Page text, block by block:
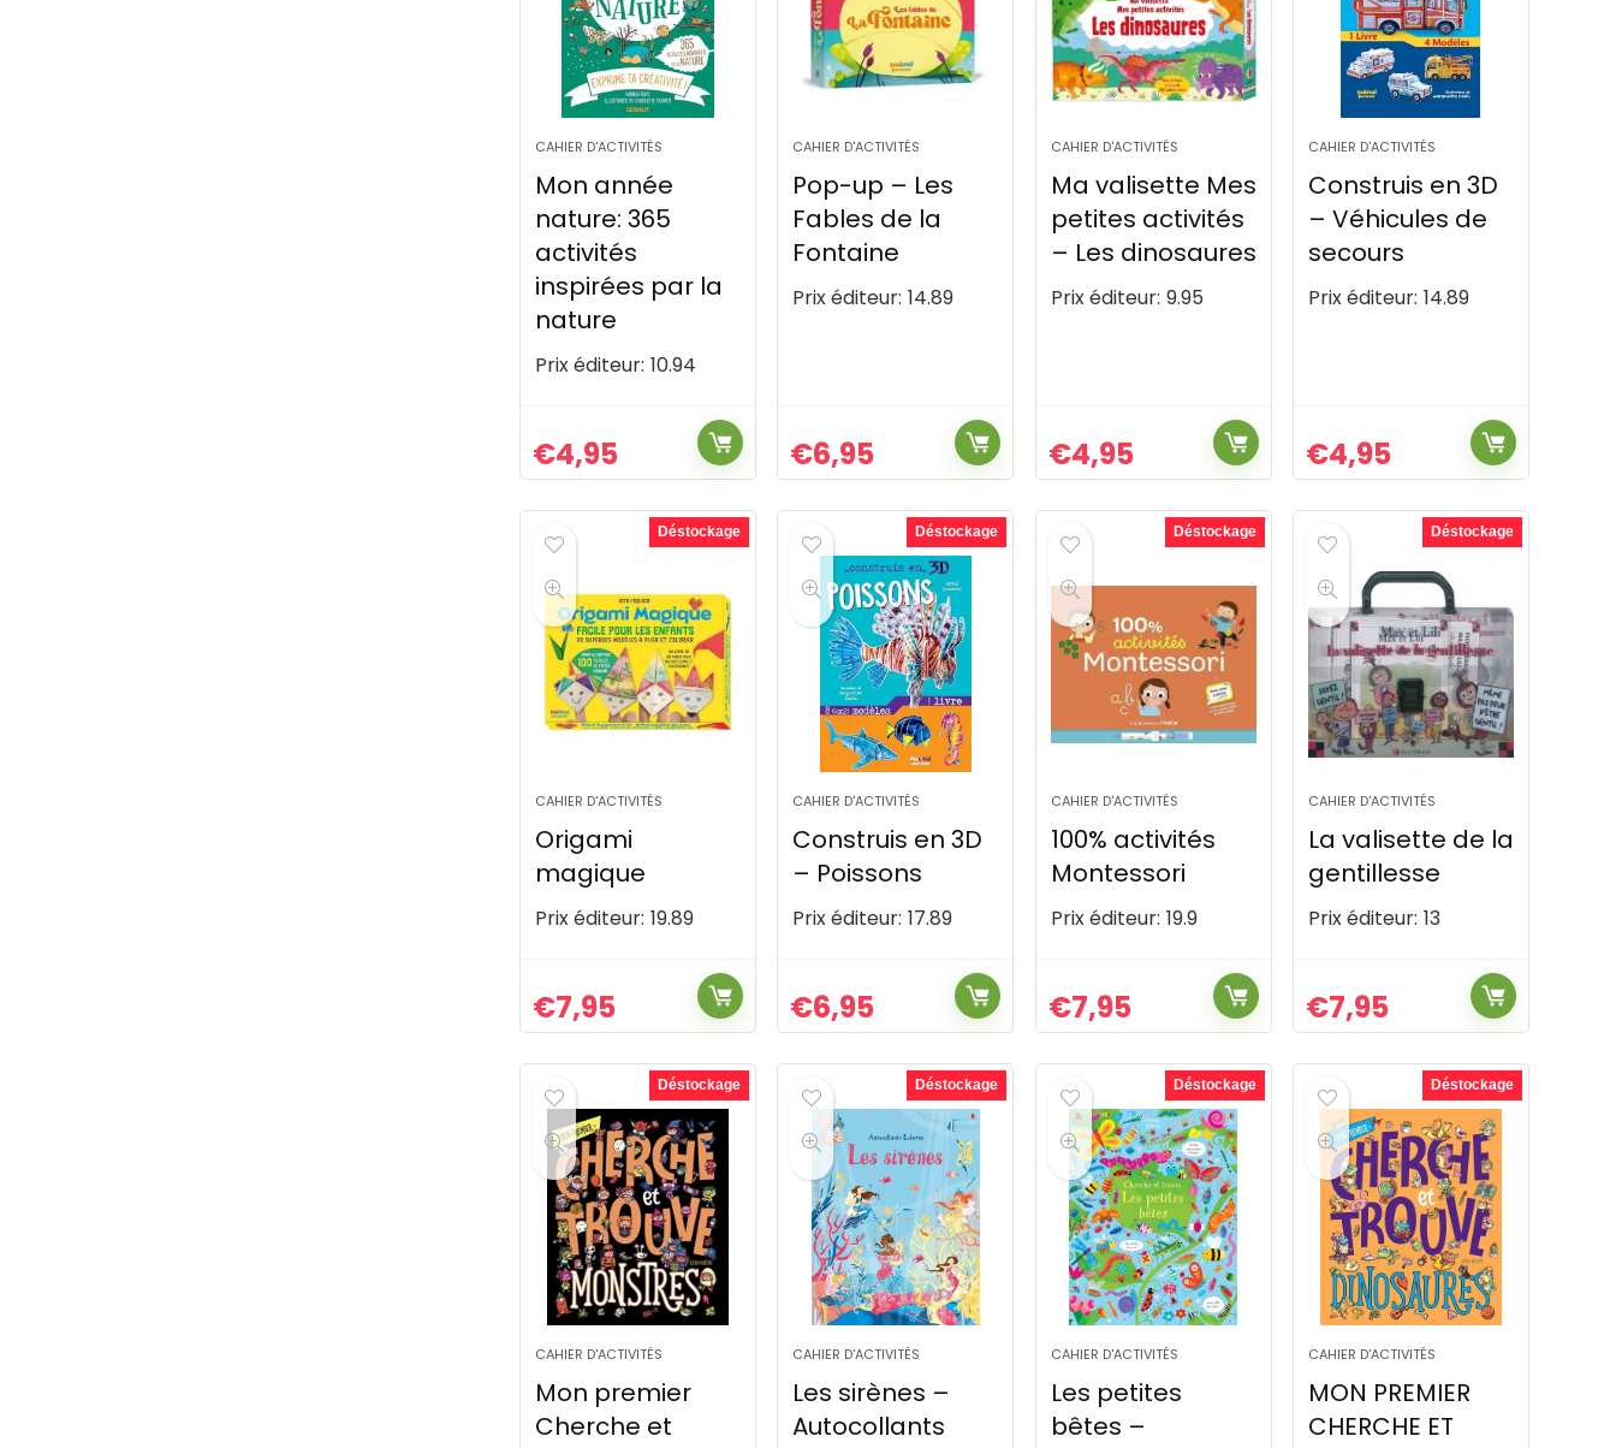
CAHIER D'ACTIVITÉS
Mon année
nature: 365
activités
inspirées par la
nature
Prix éditeur: 10.94
€4,95
CAHIER D'ACTIVITÉS
Pop-up – Les
Fables de la
Fontaine
Prix éditeur: 14.89
€6,95
CAHIER D'ACTIVITÉS
Ma valisette Mes
petites activités
– Les dinosaures
Prix éditeur: 9.95
€4,95
CAHIER D'ACTIVITÉS
Construis en 3D
– Véhicules de
secours
Prix éditeur: 14.89
€4,95
Déstockage
CAHIER D'ACTIVITÉS
Origami
magique
Prix éditeur: 19.89
€7,95
Déstockage
CAHIER D'ACTIVITÉS
Construis en 3D
– Poissons
Prix éditeur: 17.89
€6,95
Déstockage
CAHIER D'ACTIVITÉS
100% activités
Montessori
Prix éditeur: 19.9
€7,95
Déstockage
CAHIER D'ACTIVITÉS
La valisette de la
gentillesse
Prix éditeur: 13
€7,95
Déstockage
CAHIER D'ACTIVITÉS
Mon premier
Cherche et
Déstockage
CAHIER D'ACTIVITÉS
Les sirènes –
Autocollants
Déstockage
CAHIER D'ACTIVITÉS
Les petites
bêtes –
Déstockage
CAHIER D'ACTIVITÉS
MON PREMIER
CHERCHE ET